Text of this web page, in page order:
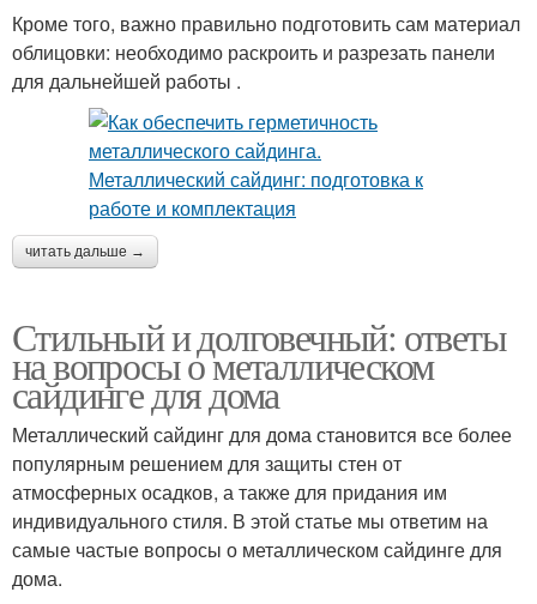
Кроме того, важно правильно подготовить сам материал
облицовки: необходимо раскроить и разрезать панели
для дальнейшей работы .
читать дальше →
Стильный и долговечный: ответы
на вопросы о металлическом
сайдинге для дома
Металлический сайдинг для дома становится все более
популярным решением для защиты стен от
атмосферных осадков, а также для придания им
индивидуального стиля. В этой статье мы ответим на
самые частые вопросы о металлическом сайдинге для
дома.